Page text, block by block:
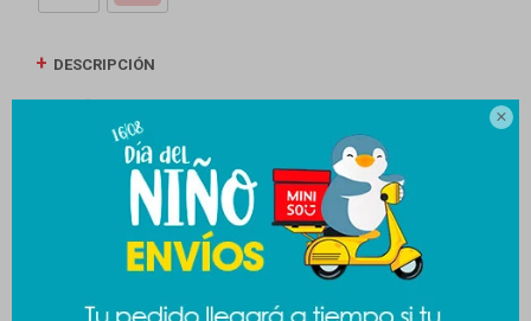

DESCRIPCIÓN
CAMBIOS Y DEVOLUCIONES
MEDIOS DE PAGO